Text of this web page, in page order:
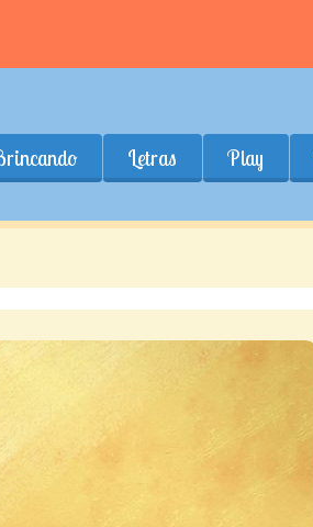
Letras Play